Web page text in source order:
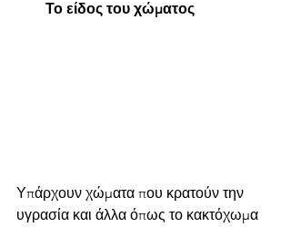
        Το είδος του χώματος
Υπάρχουν χώματα που κρατούν την
υγρασία και άλλα όπως το κακτόχωμα